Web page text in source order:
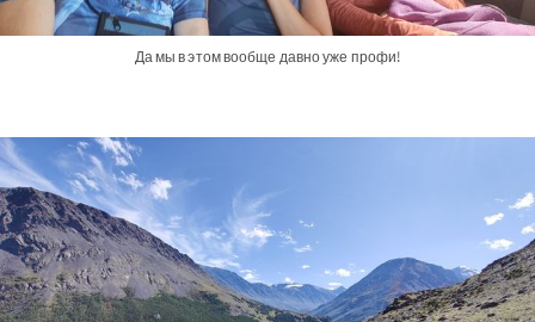
Да мы в этом вообще давно уже профи!